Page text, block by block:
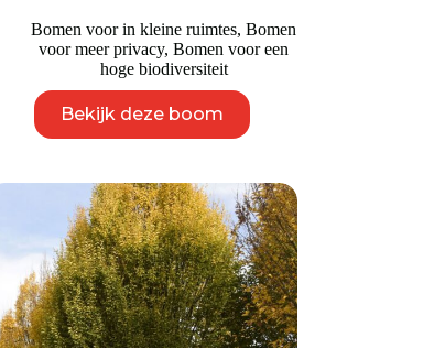
Bomen voor in kleine ruimtes,Bomen
voor meer privacy,Bomen voor een
hoge biodiversiteit
Bekijk deze boom
product
heeft
Deze
optie
kan
gekozen
worden
op
de
productpagina